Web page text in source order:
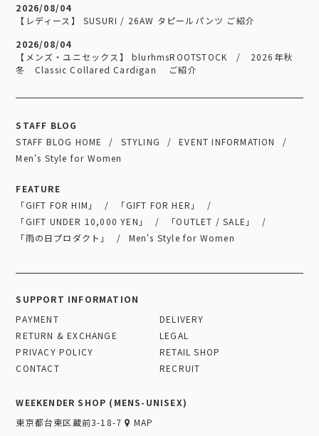
2026/08/04
【レディース】 SUSURI / 26AW タピールパンツ ご紹介
2026/08/04
【メンズ・ユニセックス】 blurhmsROOTSTOCK / 2026年秋
冬 Classic Collared Cardigan ご紹介
STAFF BLOG
STAFF BLOG HOME
STYLING
EVENT INFORMATION
Men's Style for Women
FEATURE
「GIFT FOR HIM」
「GIFT FOR HER」
「GIFT UNDER 10,000 YEN」
「OUTLET / SALE」
「雨の日プロダクト」
Men's Style for Women
SUPPORT INFORMATION
PAYMENT
DELIVERY
RETURN & EXCHANGE
LEGAL
PRIVACY POLICY
RETAIL SHOP
CONTACT
RECRUIT
WEEKENDER SHOP (MENS-UNISEX)
東京都台東区蔵前3-18-7
MAP